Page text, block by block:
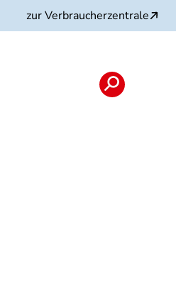
zur Verbraucherzentrale